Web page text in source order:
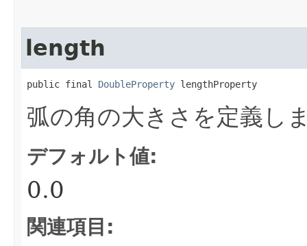
length
public final DoubleProperty lengthProperty
弧の角の大きさを定義し
デフォルト値:
0.0
関連項目: